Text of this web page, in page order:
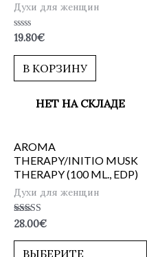
Духи для женщин
Оценка
из
19.80€
В КОРЗИНУ
НЕТ НА СКЛАДЕ
AROMA
THERAPY/INITIO MUSK
THERAPY (100 ML., EDP)
Духи для женщин
Оценка
из 5
28.00€
ВЫБЕРИТЕ